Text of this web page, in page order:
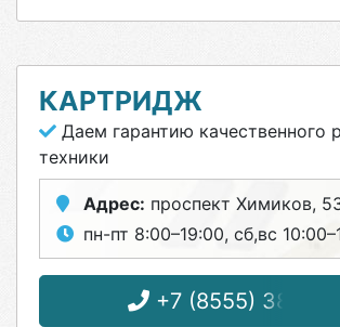
КАРТРИДЖ
Даем гарантию качественного
техники
Адрес: проспект Химиков,
пн-пт 8:00–19:00, сб,вс
+7 (8555) 38-19-